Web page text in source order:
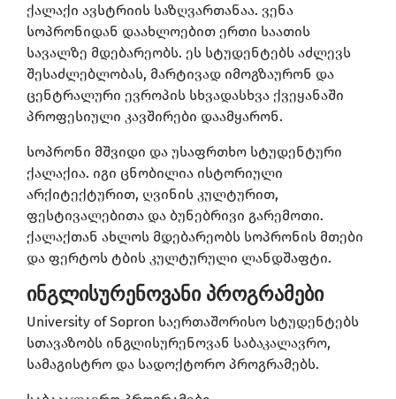
ქალაქი ავსტრიის საზღვართანაა. ვენა
სოპრონიდან დაახლოებით ერთი საათის
სავალზე მდებარეობს. ეს სტუდენტებს აძლევს
შესაძლებლობას, მარტივად იმოგზაურონ და
ცენტრალური ევროპის სხვადასხვა ქვეყანაში
პროფესიული კავშირები დაამყარონ.
სოპრონი მშვიდი და უსაფრთხო სტუდენტური
ქალაქია. იგი ცნობილია ისტორიული
არქიტექტურით, ღვინის კულტურით,
ფესტივალებითა და ბუნებრივი გარემოთი.
ქალაქთან ახლოს მდებარეობს სოპრონის მთები
და ფერტოს ტბის კულტურული ლანდშაფტი.
ინგლისურენოვანი პროგრამები
University of Sopron საერთაშორისო სტუდენტებს
სთავაზობს ინგლისურენოვან საბაკალავრო,
სამაგისტრო და სადოქტორო პროგრამებს.